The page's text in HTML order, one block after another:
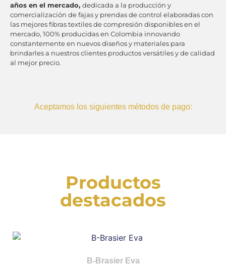
años en el mercado, dedicada a la producción y
comercialización de fajas y prendas de control elaboradas con
las mejores fibras textiles de compresión disponibles en el
mercado, 100% producidas en Colombia innovando
constantemente en nuevos diseños y materiales para
brindarles a nuestros clientes productos versátiles y de calidad
al mejor precio.
Aceptamos los siguientes métodos de pago:
Productos
destacados
B-Brasier Eva